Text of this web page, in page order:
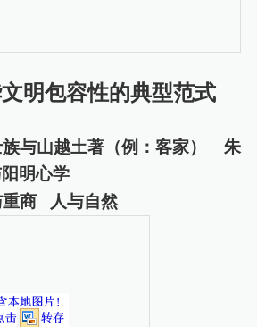
明包容性的典型范式
与山越土著（例：客家）
朱
明心学
商
人与自然